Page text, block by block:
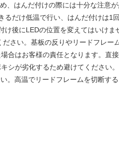
、はんだ付けの際には十分な注意
だけ低温で行い、はんだ付けは1
後にLEDの位置を変えてはいけま
さい。基板の反りやリードフレー
合はお客様の責任となります。直
シが劣化するため避けてください
高温でリードフレームを切断する